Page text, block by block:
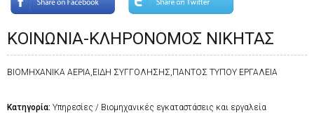
ΚΟΙΝΩΝΙΑ-ΚΛΗΡΟΝΟΜΟΣ ΝΙΚΗΤΑΣ
ΒΙΟΜΗΧΑΝΙΚΑ ΑΕΡΙΑ,ΕΙΔΗ ΣΥΓΓΟΛΗΣΗΣ,ΠΑΝΤΟΣ ΤΥΠΟΥ ΕΡΓΑΛΕΙΑ
Κατηγορία: Υπηρεσίες / Βιομηχανικές εγκαταστάσεις και εργαλεία